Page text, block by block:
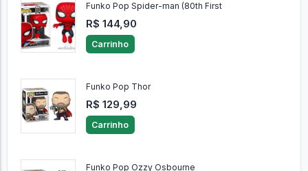
Funko Pop Spider-man (80th First
R$ 144,90
Carrinho
Funko Pop Thor
R$ 129,99
Carrinho
Funko Pop Ozzy Osbourne